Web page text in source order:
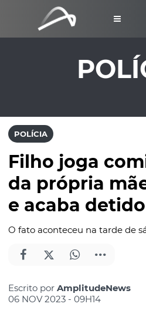
POLÍCIA
Filho joga
da própria
e acaba
O fato aconteceu na tarde de
Escrito por AmplitudeNews
06 NOV 2023 - 09H14